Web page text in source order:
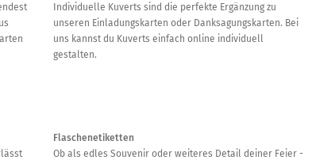
Individuelle Kuverts sind die perfekte Ergänzung zu
unseren Einladungskarten oder Danksagungskarten. Bei
uns kannst du Kuverts einfach online individuell
gestalten.
Flaschenetiketten
Ob als edles Souvenir oder weiteres Detail deiner Feier -